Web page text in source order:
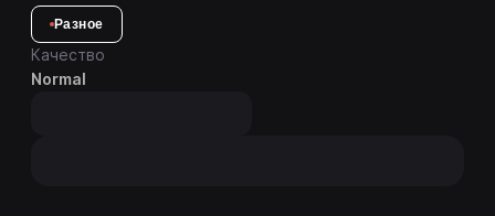
Разное
Качество
Normal